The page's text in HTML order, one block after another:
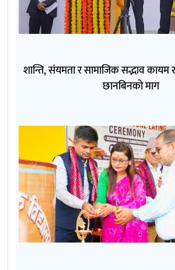
शान्ति, संयमता र सामाजिक सद्भाव कायम
छानबिनको माग